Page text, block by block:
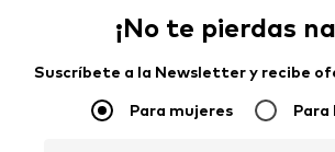
¡No te pierdas
Suscríbete a la Newsletter y recibe
Para mujeres Para